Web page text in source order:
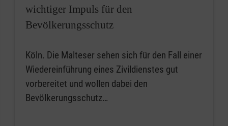
wichtiger Impuls für den
Bevölkerungsschutz
Köln. Die Malteser sehen sich für den Fall einer
Wiedereinführung eines Zivildienstes gut
vorbereitet und wollen dabei den
Bevölkerungsschutz…